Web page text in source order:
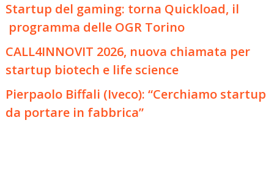
Startup del gaming: torna Quickload, il
programma delle OGR Torino
CALL4INNOVIT 2026, nuova chiamata per
startup biotech e life science
Pierpaolo Biffali (Iveco): “Cerchiamo startup
da portare in fabbrica”